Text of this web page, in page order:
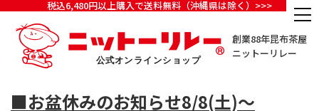
税込6,480円以上購入で送料無料（沖縄県は除く）>>>
創業88年昆布茶屋
ニットーリレー
■お盆休みのお知らせ8/8(土)～